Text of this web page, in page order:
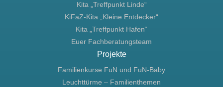
Kita „Treffpunkt Linde“
KiFaZ-Kita „Kleine Entdecker“
Kita „Treffpunkt Hafen“
Euer Fachberatungsteam
Projekte
Familienkurse FuN und FuN-Baby
Leuchttürme – Familienthemen